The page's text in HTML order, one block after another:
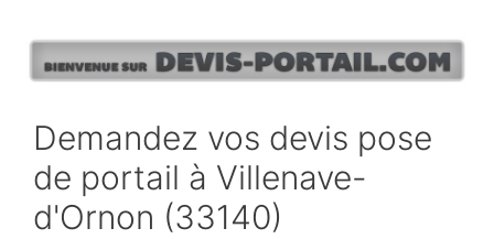
contenu
Demandez vos devis pose
de portail à Villenave-
d'Ornon (33140)